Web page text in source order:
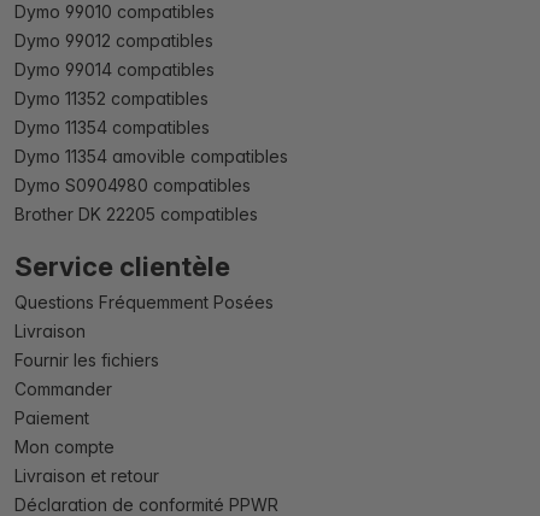
Dymo 99010 compatibles
Dymo 99012 compatibles
Dymo 99014 compatibles
Dymo 11352 compatibles
Dymo 11354 compatibles
Dymo 11354 amovible compatibles
Dymo S0904980 compatibles
Brother DK 22205 compatibles
Service clientèle
Questions Fréquemment Posées
Livraison
Fournir les fichiers
Commander
Paiement
Mon compte
Livraison et retour
Déclaration de conformité PPWR